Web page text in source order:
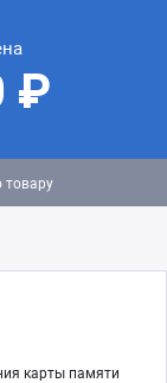
₽
товару
карты памяти